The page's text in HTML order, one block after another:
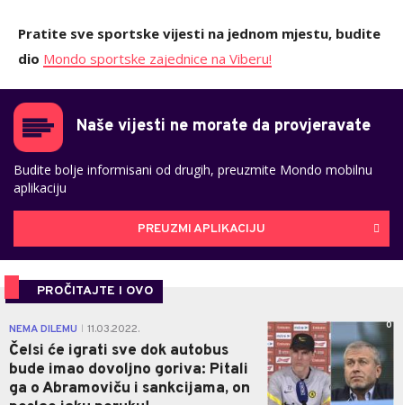
Pratite sve sportske vijesti na jednom mjestu, budite
dio Mondo sportske zajednice na Viberu!
Naše vijesti ne morate da provjeravate
Budite bolje informisani od drugih, preuzmite Mondo mobilnu
aplikaciju
PREUZMI APLIKACIJU
PROČITAJTE I OVO
NEMA DILEMU 11.03.2022.
Čelsi će igrati sve dok autobus
bude imao dovoljno goriva: Pitali
ga o Abramoviču i sankcijama, on
0